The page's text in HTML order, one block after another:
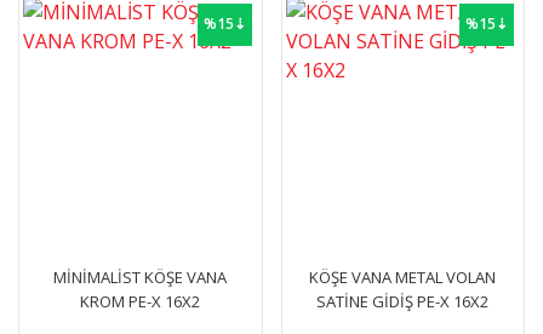
%15⇣
MİNİMALİST KÖŞE VANA
KROM PE-X 16X2
%15⇣
KÖŞE VANA METAL VOLAN
SATİNE GİDİŞ PE-X 16X2